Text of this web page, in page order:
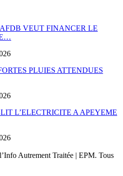
VEUT FINANCER LE
PLUIES ATTENDUES
L’ELECTRICITE A APEYEME
Autrement Traitée | EPM. Tous